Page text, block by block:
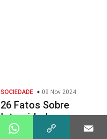
SOCIEDADE 09 Nov 2024
26 Fatos Sobre
Integridade